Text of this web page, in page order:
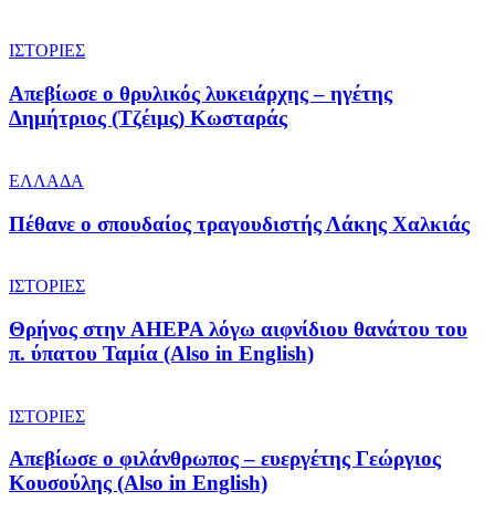
ΙΣΤΟΡΙΕΣ
Απεβίωσε ο θρυλικός λυκειάρχης – ηγέτης
Δημήτριος (Τζέιμς) Κωσταράς
ΕΛΛΑΔΑ
Πέθανε ο σπουδαίος τραγουδιστής Λάκης Χαλκιάς
ΙΣΤΟΡΙΕΣ
Θρήνος στην AHEPA λόγω αιφνίδιου θανάτου του
π. ύπατου Ταμία (Also in English)
ΙΣΤΟΡΙΕΣ
Απεβίωσε ο φιλάνθρωπος – ευεργέτης Γεώργιος
Κουσούλης (Also in English)